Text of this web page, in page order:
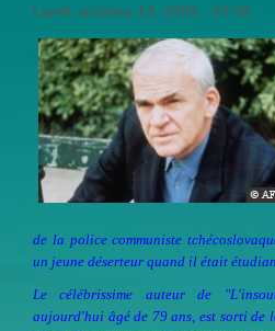
Lundi, octobre 13, 2008 - 22:36
de la police communiste
un jeune déserteur quand il était
Le célébrissime auteur de
aujourd'hui âgé de 79 ans, est sorti de